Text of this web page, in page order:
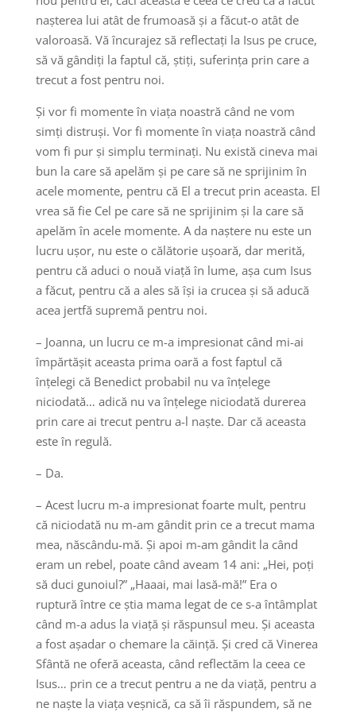
nașterea lui atât de frumoasă și a făcut-o atât de
valoroasă. Vă încurajez să reflectați la Isus pe cruce,
să vă gândiți la faptul că, știți, suferința prin care a
trecut a fost pentru noi.
Și vor fi momente în viața noastră când ne vom
simți distruși. Vor fi momente în viața noastră când
vom fi pur și simplu terminați. Nu există cineva mai
bun la care să apelăm și pe care să ne sprijinim în
acele momente, pentru că El a trecut prin aceasta. El
vrea să fie Cel pe care să ne sprijinim și la care să
apelăm în acele momente. A da naștere nu este un
lucru ușor, nu este o călătorie ușoară, dar merită,
pentru că aduci o nouă viață în lume, așa cum Isus
a făcut, pentru că a ales să își ia crucea și să aducă
acea jertfă supremă pentru noi.
– Joanna, un lucru ce m-a impresionat când mi-ai
împărtășit aceasta prima oară a fost faptul că
înțelegi că Benedict probabil nu va înțelege
niciodată… adică nu va înțelege niciodată durerea
prin care ai trecut pentru a-l naște. Dar că aceasta
este în regulă.
– Da.
– Acest lucru m-a impresionat foarte mult, pentru
că niciodată nu m-am gândit prin ce a trecut mama
mea, născându-mă. Și apoi m-am gândit la când
eram un rebel, poate când aveam 14 ani: „Hei, poți
să duci gunoiul?” „Haaai, mai lasă-mă!” Era o
ruptură între ce știa mama legat de ce s-a întâmplat
când m-a adus la viață și răspunsul meu. Și aceasta
a fost așadar o chemare la căință. Și cred că Vinerea
Sfântă ne oferă aceasta, când reflectăm la ceea ce
Isus… prin ce a trecut pentru a ne da viață, pentru a
ne naște la viața veșnică, ca să îi răspundem, să ne